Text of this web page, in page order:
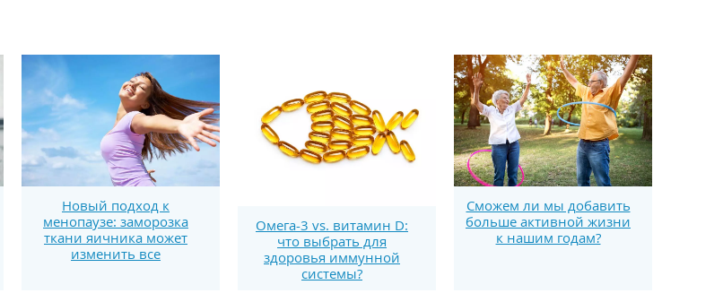
Новый подход к
менопаузе: заморозка
ткани яичника может
изменить все
Омега-3 vs. витамин D:
что выбрать для
здоровья иммунной
системы?
Сможем ли мы добавить
больше активной жизни
к нашим годам?